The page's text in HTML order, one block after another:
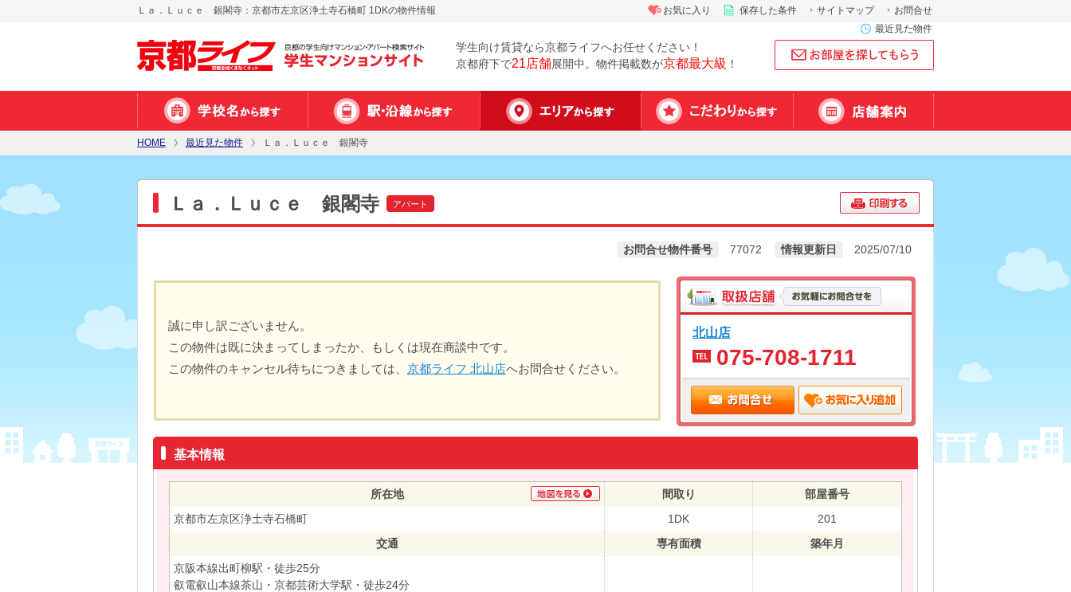
Ｌａ．Ｌｕｃｅ 銀閣寺：京都市左京区浄土寺石橋町 1DKの物件情報
学生向け賃貸なら京都ライフへお任せください！
京都府下で21店舗展開中。物件掲載数が京都最大級 ！
お問合せ
サイトマップ
保存した条件
お気に入り
最近見た物件
HOME 最近見た物件 Ｌａ．Ｌｕｃｅ 銀閣寺
Ｌａ．Ｌｕｃｅ 銀閣寺 アパート
お問合せ物件番号 77072 情報更新日 2025/07/10
誠に申し訳ございません。
この物件は既に決まってしまったか、もしくは現在商談中です。
この物件のキャンセル待ちにつきましては、 京都ライフ 北山店へお問合せください。
北山店
075-708-1711
基本情報
所在地 間取り
部屋番号
京都市左京区浄土寺石橋町
1DK
201
交通
専有面積
築年月
京阪本線出町柳駅・徒歩25分
叡電叡山本線茶山・京都芸術大学駅・徒歩24分